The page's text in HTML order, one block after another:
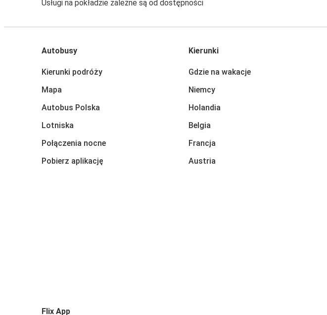
Usługi na pokładzie zależne są od dostępności
Autobusy
Kierunki podróży
Mapa
Autobus Polska
Lotniska
Połączenia nocne
Pobierz aplikację
Kierunki
Gdzie na wakacje
Niemcy
Holandia
Belgia
Francja
Austria
Flix App